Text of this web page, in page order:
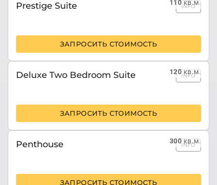
110кв.м.
Prestige Suite INFO
ЗАПРОСИТЬ СТОИМОСТЬ
120кв.м.
Deluxe Two Bedroom Suite INFO
ЗАПРОСИТЬ СТОИМОСТЬ
300кв.м.
Penthouse INFO
ЗАПРОСИТЬ СТОИМОСТЬ